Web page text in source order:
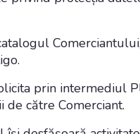
prin intermediul
de către Comerciant.